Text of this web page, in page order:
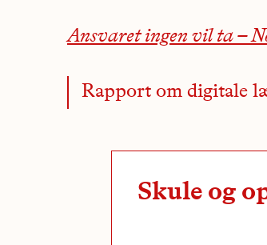
Ansvaret ingen vil ta –
Rapport om digitale
Skule og